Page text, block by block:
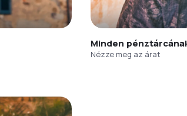
Minden
Nézze meg az árat